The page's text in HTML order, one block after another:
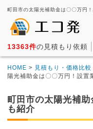
13363件の見積もり依頼
HOME > 見積もり・価格比
陽光補助金は〇〇万円！設置
町田市の太陽光補
も紹介